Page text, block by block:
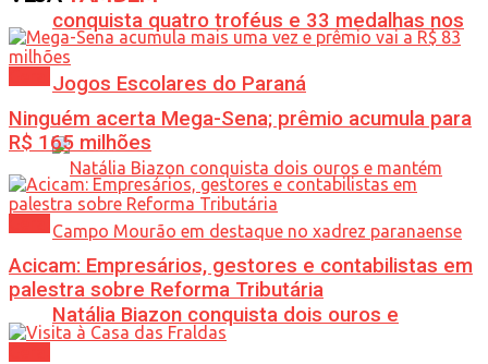
conquista quatro troféus e 33 medalhas nos
Jogos Escolares do Paraná
Natália Biazon conquista dois ouros e
Ninguém acerta Mega-Sena; prêmio acumula para
R$ 165 milhões
Acicam: Empresários, gestores e contabilistas em
palestra sobre Reforma Tributária